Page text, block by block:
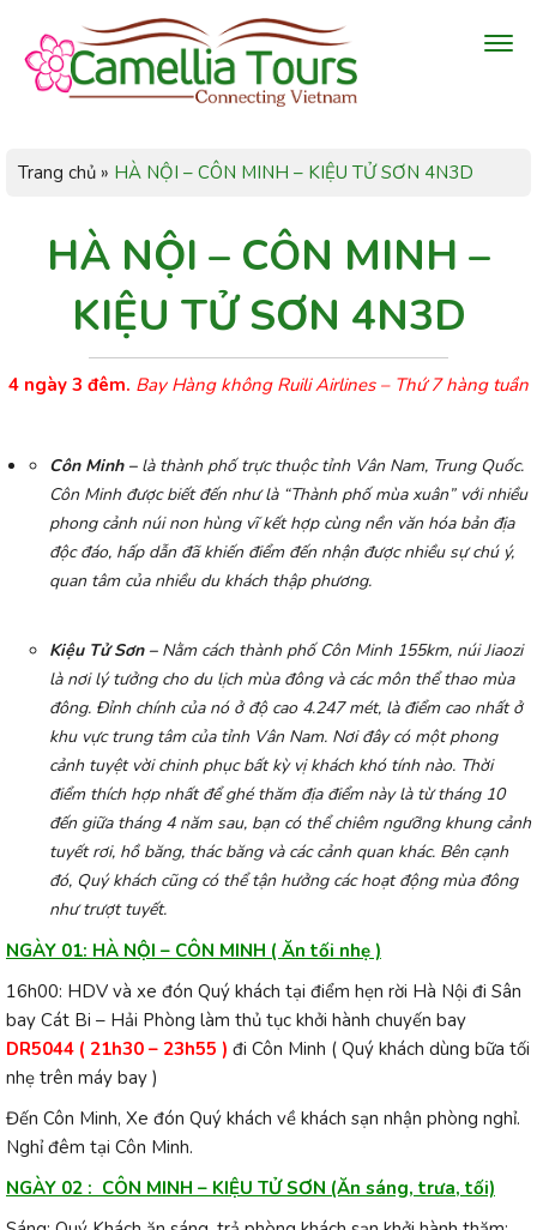
Trang chủ » HÀ NỘI – CÔN MINH – KIỆU TỬ SƠN 4N3D
HÀ NỘI – CÔN MINH –
KIỆU TỬ SƠN 4N3D
4 ngày 3 đêm. Bay Hàng không Ruili Airlines – Thứ 7 hàng tuần
Côn Minh –là thành phố trực thuộc tỉnh Vân Nam, Trung Quốc.
Côn Minh được biết đến như là “Thành phố mùa xuân” với nhiều
phong cảnh núi non hùng vĩ kết hợp cùng nền văn hóa bản địa
độc đáo, hấp dẫn đã khiến điểm đến nhận được nhiều sự chú ý,
quan tâm của nhiều du khách thập phương.
Kiệu Tử Sơn –Nằm cách thành phố Côn Minh 155km, núi Jiaozi
là nơi lý tưởng cho du lịch mùa đông và các môn thể thao mùa
đông. Đỉnh chính của nó ở độ cao 4.247 mét, là điểm cao nhất ở
khu vực trung tâm của tỉnh Vân Nam. Nơi đây có một phong
cảnh tuyệt vời chinh phục bất kỳ vị khách khó tính nào. Thời
điểm thích hợp nhất để ghé thăm địa điểm này là từ tháng 10
đến giữa tháng 4 năm sau, bạn có thể chiêm ngưỡng khung cảnh
tuyết rơi, hồ băng, thác băng và các cảnh quan khác. Bên cạnh
đó, Quý khách cũng có thể tận hưởng các hoạt động mùa đông
như trượt tuyết.
NGÀY 01: HÀ NỘI – CÔN MINH ( Ăn tối nhẹ )
16h00: HDV và xe đón Quý khách tại điểm hẹn rời Hà Nội đi Sân
bay Cát Bi – Hải Phòng làm thủ tục khởi hành chuyến bay
DR5044 ( 21h30 – 23h55 ) đi Côn Minh ( Quý khách dùng bữa tối
nhẹ trên máy bay )
Đến Côn Minh, Xe đón Quý khách về khách sạn nhận phòng nghỉ.
Nghỉ đêm tại Côn Minh.
NGÀY 02 : CÔN MINH – KIỆU TỬ SƠN (Ăn sáng, trưa, tối)